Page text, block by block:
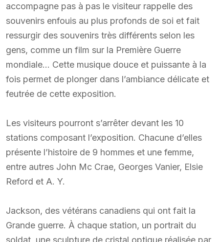
accompagne pas à pas le visiteur rappelle des
souvenirs enfouis au plus profonds de soi et fait
ressurgir des souvenirs très différents selon les
gens, comme un film sur la Première Guerre
mondiale… Cette musique douce et puissante à la
fois permet de plonger dans l’ambiance délicate et
feutrée de cette exposition.
Les visiteurs pourront s’arrêter devant les 10
stations composant l’exposition. Chacune d’elles
présente l’histoire de 9 hommes et une femme,
entre autres John Mc Crae, Georges Vanier, Elsie
Reford et A. Y.
Jackson, des vétérans canadiens qui ont fait la
Grande guerre. À chaque station, un portrait du
soldat, une sculpture de cristal optique réalisée par